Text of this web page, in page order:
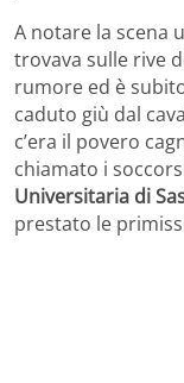
A notare la scena
trovava sulle rive
rumore ed è
caduto giù dal
c’era il povero
chiamato i
Universitaria di
prestato le